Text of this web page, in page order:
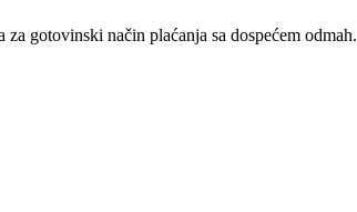
gotovinski način plaćanja sa dospećem odmah.